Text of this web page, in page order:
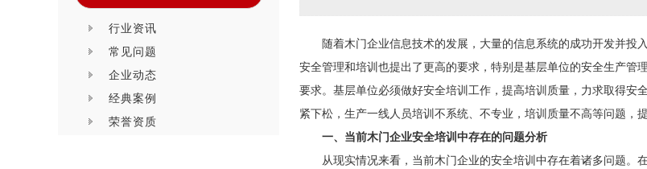
行业资讯
常见问题
企业动态
经典案例
荣誉资质
随着木门企业信息技术的发展，大量的信息系统的成功开发并
安全管理和培训也提出了更高的要求，特别是基层单位的安全生产
要求。基层单位必须做好安全培训工作，提高培训质量，力求取得安全
紧下松，生产一线人员培训不系统、不专业，培训质量不高等问题，
一、当前木门企业安全培训中存在的问题分析
从现实情况来看，当前木门企业的安全培训中存在着诸多问题。